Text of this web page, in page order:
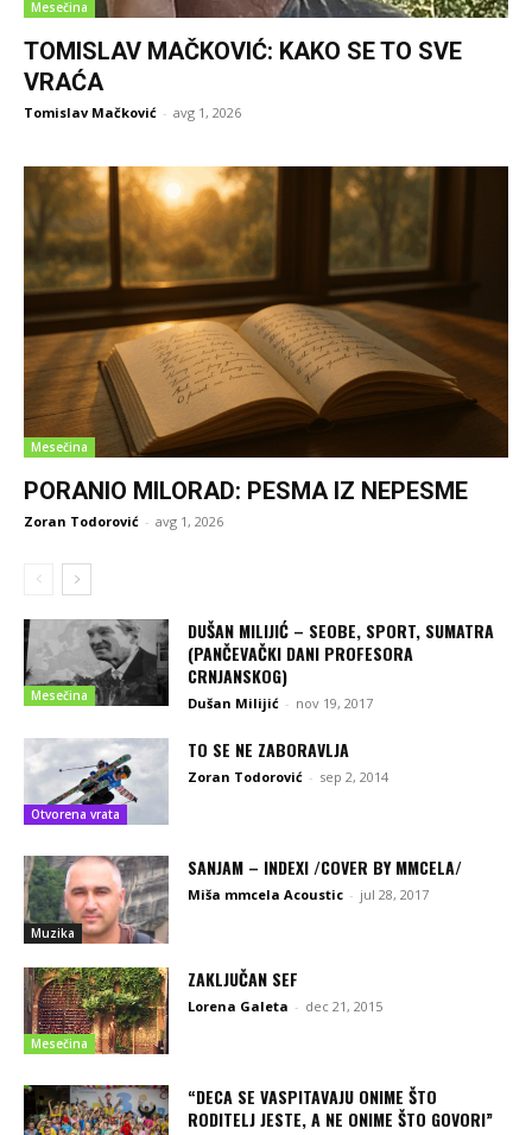
Mesečina
TOMISLAV MAČKOVIĆ: KAKO SE TO SVE
VRAĆA
Tomislav Mačković - avg 1, 2026
Mesečina
PORANIO MILORAD: PESMA IZ NEPESME
Zoran Todorović - avg 1, 2026
Mesečina
DUŠAN MILIJIĆ – SEOBE, SPORT, SUMATRA
(PANČEVAČKI DANI PROFESORA
CRNJANSKOG)
Dušan Milijić - nov 19, 2017
Otvorena vrata
TO SE NE ZABORAVLJA
Zoran Todorović - sep 2, 2014
Muzika
SANJAM – INDEXI /COVER BY MMCELA/
Miša mmcela Acoustic - jul 28, 2017
Mesečina
ZAKLJUČAN SEF
Lorena Galeta - dec 21, 2015
“DECA SE VASPITAVAJU ONIME ŠTO
RODITELJ JESTE, A NE ONIME ŠTO GOVORI”